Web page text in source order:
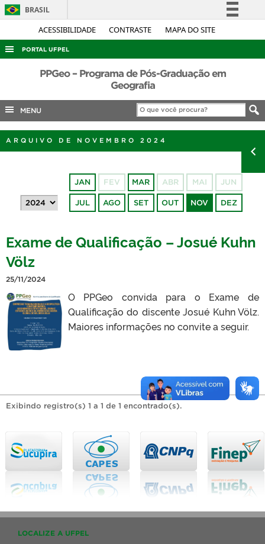
ACESSIBILIDADE CONTRASTE MAPA DO SITE
BRASIL
Simplifique!
Acesso à informação
Legislação
Canais
PORTAL UFPEL
ACESSO À INFORMAÇÃO
COBALTO
CONCURSOS
PORTARIAS
PPGeo – Programa de Pós-Graduação em
Geografia
MENU
ARQUIVO DE NOVEMBRO 2024
JAN FEV MAR ABR MAI JUN
JUL AGO SET OUT NOV DEZ
Exame de Qualificação – Josué Kuhn
Völz
25/11/2024
O PPGeo convida para o Exame de
Qualificação do discente Josué Kuhn Völz.
Maiores informações no convite a seguir.
Exibindo registro(s) 1 a 1 de 1 encontrado(s).
LOCALIZE A UFPEL